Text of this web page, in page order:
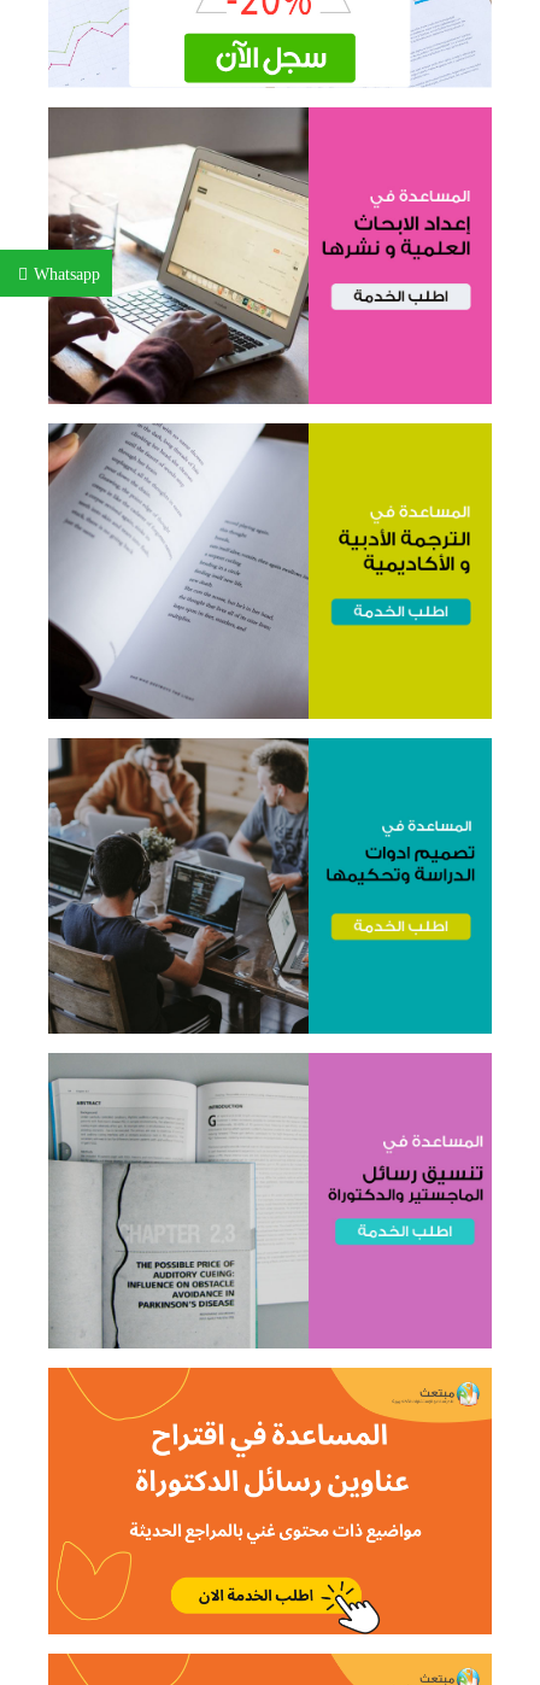
Whatsapp